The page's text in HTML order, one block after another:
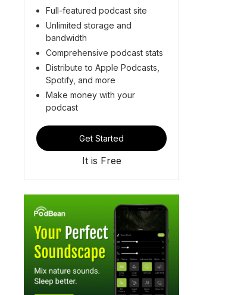
Full-featured podcast site
Unlimited storage and
bandwidth
Comprehensive podcast stats
Distribute to Apple Podcasts,
Spotify, and more
Make money with your
podcast
Get Started
It is Free